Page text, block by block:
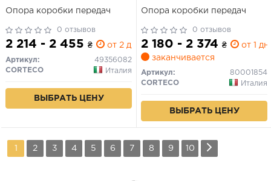
Опора коробки передач
0 отзывов
2 214 - 2 455 ₴ от 2 дн.
Артикул:
49356082
CORTECO
Италия
ВЫБРАТЬ ЦЕНУ
Опора коробки передач
0 отзывов
2 180 - 2 374 ₴
от 1 дн.
заканчивается
Артикул:
80001854
CORTECO
Италия
ВЫБРАТЬ ЦЕНУ
1 2 3 4 5 6 7 8 9 10